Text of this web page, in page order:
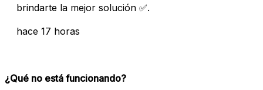
brindarte la mejor solución ✅.
hace 17 horas
¿Qué no está funcionando?